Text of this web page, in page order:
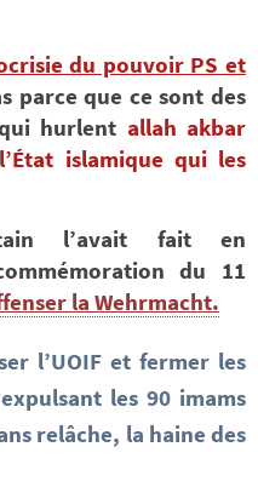
du pouvoir PS et
parce que ce sont des
hurlent allah akbar
islamique qui les
l’avait fait en
du 11
la Wehrmacht.
l’UOIF et fermer les
les 90 imams
relâche, la haine des